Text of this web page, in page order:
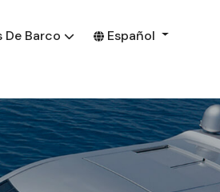
De Barco
Español